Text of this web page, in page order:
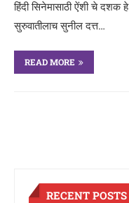
हिंदी सिनेमासाठी ऐंशी चे
सुरुवातीलाच सुनील दत्त…
READ MORE
RECENT POSTS